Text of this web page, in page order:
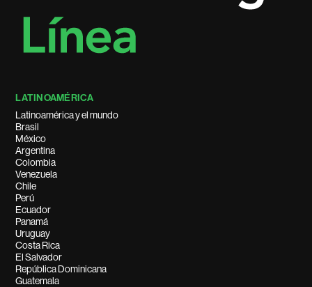
LATINOAMÉRICA
Latinoamérica y el mundo
Brasil
México
Argentina
Colombia
Venezuela
Chile
Perú
Ecuador
Panamá
Uruguay
Costa Rica
El Salvador
República Dominicana
Guatemala